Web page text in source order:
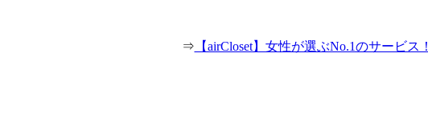
⇒ 【airCloset】女性が選ぶNo.1のサービス！